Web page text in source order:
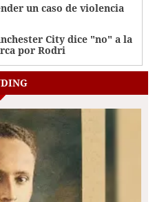
un caso de violencia
City dice "no" a la
por Rodri